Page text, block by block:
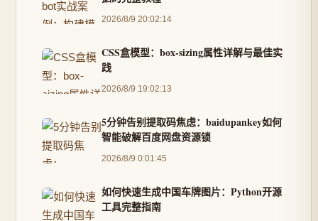
2026/8/9 20:02:14
CSS盒模型：box-sizing属性详解与最佳实
践
2026/8/9 19:02:13
5分钟告别提取码焦虑：baidupankey如何
智能破解百度网盘资源锁
2026/8/9 0:01:45
如何快速生成中国车牌图片：Python开源
工具完整指南